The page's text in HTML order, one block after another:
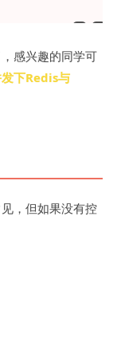
感兴趣的同学可
下Redis与
，但如果没有控